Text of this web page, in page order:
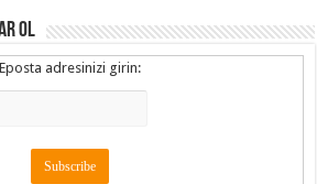
OL
Eposta adresinizi girin: